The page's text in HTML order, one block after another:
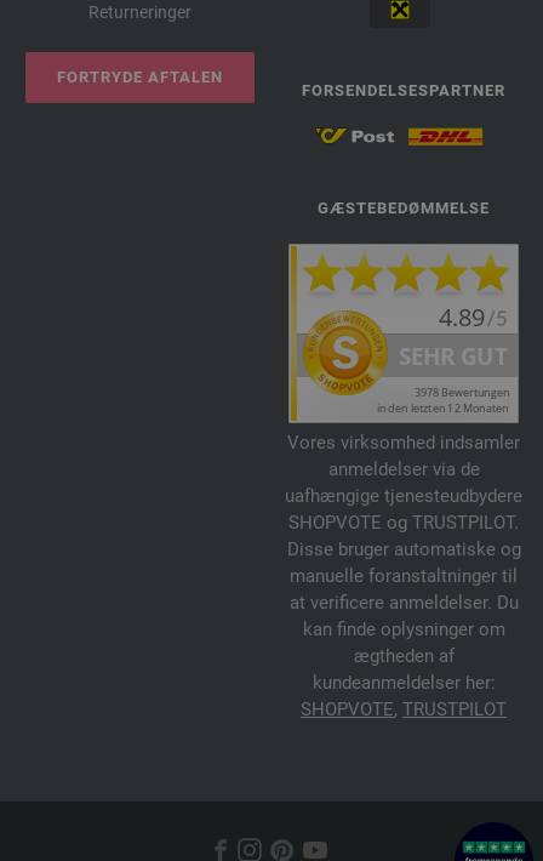
Returneringer
FORTRYDE AFTALEN
FORSENDELSESPARTNER
GÆSTEBEDØMMELSE
Vores virksomhed indsamler
anmeldelser via de
uafhængige tjenesteudbydere
SHOPVOTE og TRUSTPILOT.
Disse bruger automatiske og
manuelle foranstaltninger til
at verificere anmeldelser. Du
kan finde oplysninger om
ægtheden af
kundeanmeldelser her:
SHOPVOTE, TRUSTPILOT